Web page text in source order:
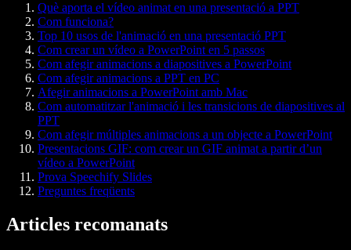
Què aporta el vídeo animat en una presentació a PPT
Com funciona?
Top 10 usos de l'animació en una presentació PPT
Com crear un vídeo a PowerPoint en 5 passos
Com afegir animacions a diapositives a PowerPoint
Com afegir animacions a PPT en PC
Afegir animacions a PowerPoint amb Mac
Com automatitzar l'animació i les transicions de diapositives al
PPT
Com afegir múltiples animacions a un objecte a PowerPoint
Presentacions GIF: com crear un GIF animat a partir d’un
vídeo a PowerPoint
Prova Speechify Slides
Preguntes freqüents
Articles recomanats